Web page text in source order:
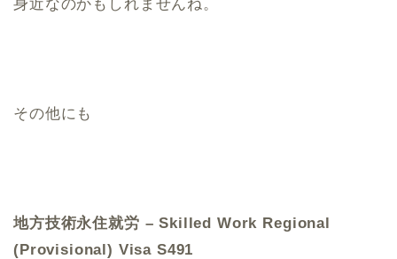
身近なのかもしれませんね。
その他にも
地方技術永住就労 – Skilled Work Regional
(Provisional) Visa S491